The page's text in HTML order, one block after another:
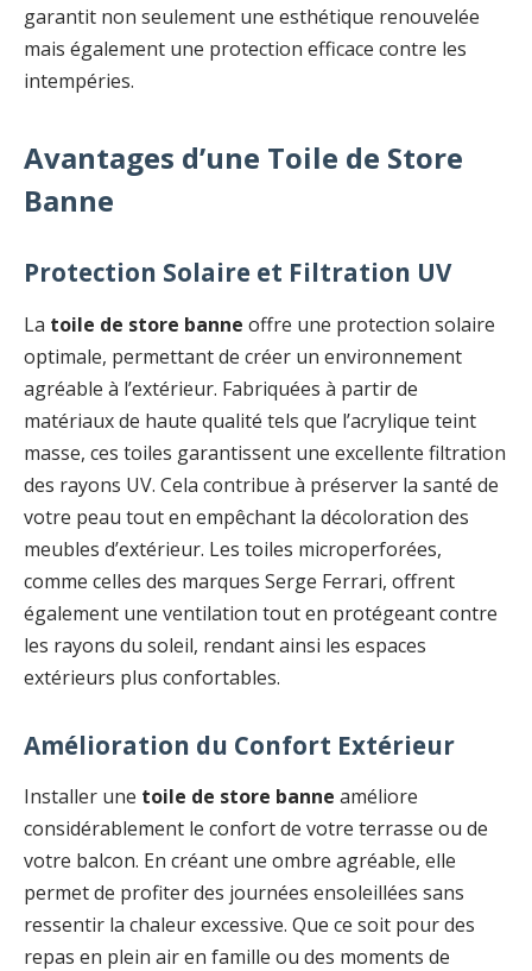
garantit non seulement une esthétique renouvelée
mais également une protection efficace contre les
intempéries.
Avantages d’une Toile de Store
Banne
Protection Solaire et Filtration UV
La toile de store banne offre une protection solaire
optimale, permettant de créer un environnement
agréable à l’extérieur. Fabriquées à partir de
matériaux de haute qualité tels que l’acrylique teint
masse, ces toiles garantissent une excellente filtration
des rayons UV. Cela contribue à préserver la santé de
votre peau tout en empêchant la décoloration des
meubles d’extérieur. Les toiles microperforées,
comme celles des marques Serge Ferrari, offrent
également une ventilation tout en protégeant contre
les rayons du soleil, rendant ainsi les espaces
extérieurs plus confortables.
Amélioration du Confort Extérieur
Installer une toile de store banne améliore
considérablement le confort de votre terrasse ou de
votre balcon. En créant une ombre agréable, elle
permet de profiter des journées ensoleillées sans
ressentir la chaleur excessive. Que ce soit pour des
repas en plein air en famille ou des moments de